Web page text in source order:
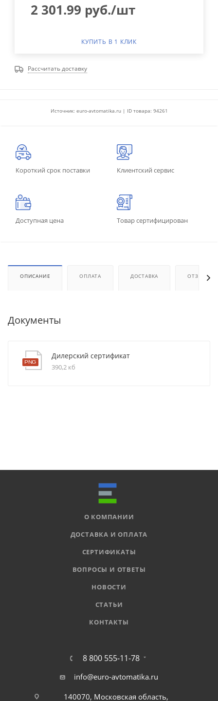
2 301.99 руб./шт
КУПИТЬ В 1 КЛИК
Рассчитать доставку
Источник: euro-avtomatika.ru | ID товара: 94261
Короткий срок поставки Клиентский сервис
Доступная цена Товар сертифицирован
ОПИСАНИЕ ОПЛАТА ДОСТАВКА ОТЗЫВЫ
Документы
Дилерский сертификат
390,2 кб
О КОМПАНИИ
ДОСТАВКА И ОПЛАТА
СЕРТИФИКАТЫ
ВОПРОСЫ И ОТВЕТЫ
НОВОСТИ
СТАТЬИ
КОНТАКТЫ
8 800 555-11-78
info@euro-avtomatika.ru
140070, Московская область,